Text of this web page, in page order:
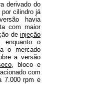
derivado do
cilindro já
havia
com maior
de injeção
enquanto o
o mercado
a versão
, bloco e
com
7.000 rpm e